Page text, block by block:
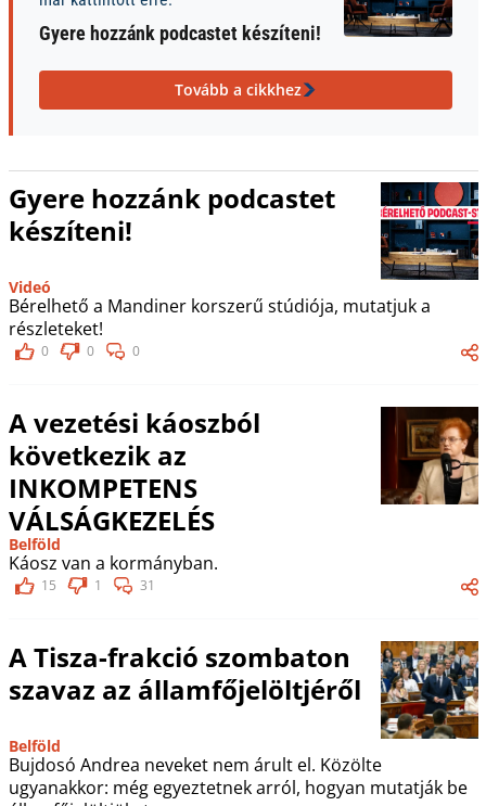
Gyere hozzánk podcastet készíteni!
Tovább a cikkhez
Gyere hozzánk podcastet
készíteni!
Videó
Bérelhető a Mandiner korszerű stúdiója, mutatjuk a
részleteket!
0 0 0
A vezetési káoszból
következik az
INKOMPETENS
VÁLSÁGKEZELÉS
Belföld
Káosz van a kormányban.
15 1 31
A Tisza-frakció szombaton
szavaz az államfőjelöltjéről
Belföld
Bujdosó Andrea neveket nem árult el. Közölte
ugyanakkor: még egyeztetnek arról, hogyan mutatják be